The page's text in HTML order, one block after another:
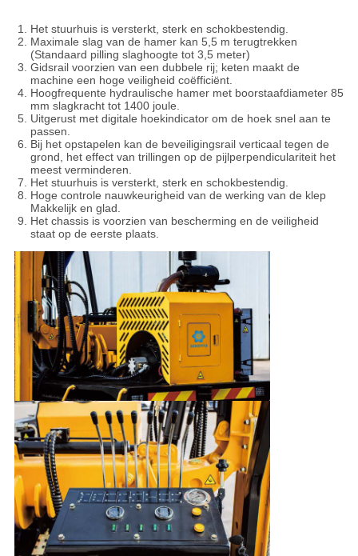
SITEMAP
PRIVACYBELEID
Het stuurhuis is versterkt, sterk en schokbestendig.
Maximale slag van de hamer kan 5,5 m terugtrekken
(Standaard pilling slaghoogte tot 3,5 meter)
Gidsrail voorzien van een dubbele rij; keten maakt de
machine een hoge veiligheid coëfficiënt.
Hoogfrequente hydraulische hamer met boorstaafdiameter 85
mm slagkracht tot 1400 joule.
Uitgerust met digitale hoekindicator om de hoek snel aan te
passen.
Bij het opstapelen kan de beveiligingsrail verticaal tegen de
grond, het effect van trillingen op de pijlperpendiculariteit het
meest verminderen.
Het stuurhuis is versterkt, sterk en schokbestendig.
Hoge controle nauwkeurigheid van de werking van de klep
Makkelijk en glad.
Het chassis is voorzien van bescherming en de veiligheid
staat op de eerste plaats.